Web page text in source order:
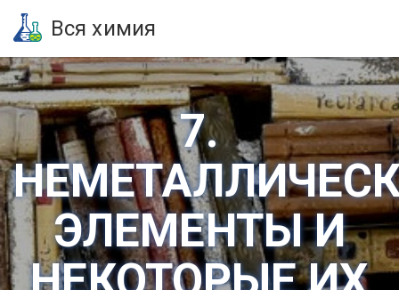
Вся химия
7.
ЭЛЕМЕНТЫ И